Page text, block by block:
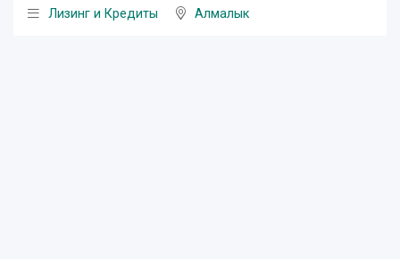
Лизинг и Кредиты
Алмалык